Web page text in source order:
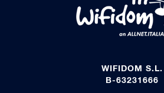
WIFIDOM S.L.
B-63231666